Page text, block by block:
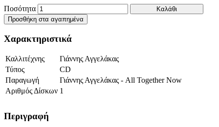
Ποσότητα
Καλάθι
Προσθήκη στα αγαπημένα
Χαρακτηριστικά
Καλλιτέχνης
Γιάννης Αγγελάκας
Τύπος
CD
Παραγωγή
Γιάννης Αγγελάκας - All Together Now
Αριθμός Δίσκων 1
Περιγραφή